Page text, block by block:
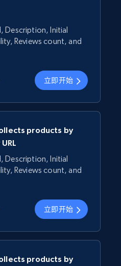
Description, Initial
Reviews count, and
立即开始
products by
Description, Initial
Reviews count, and
立即开始
products by